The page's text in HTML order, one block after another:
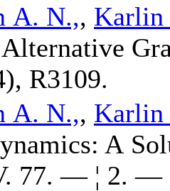
A. N.,, Karlin
R3109.
A. N.,, Karlin
A
77. — ¦ 2. —